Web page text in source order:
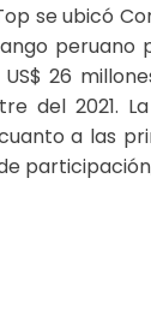
se ubicó
peruano
26
del 2021.
a las
de